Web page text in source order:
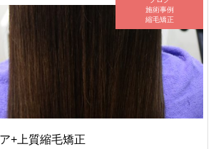
施術事例
縮毛矯正
+上質縮毛矯正